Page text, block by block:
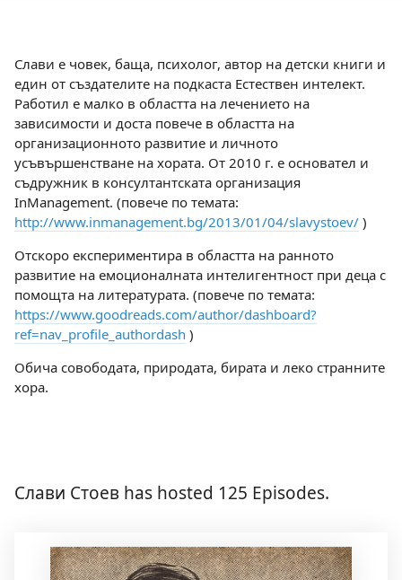
Слави е човек, баща, психолог, автор на детски книги и
един от създателите на подкаста Естествен интелект.
Работил е малко в областта на лечението на
зависимости и доста повече в областта на
организационното развитие и личното
усъвършенстване на хората. От 2010 г. e основател и
съдружник в консултантската организация
InManagement. (повече по темата:
http://www.inmanagement.bg/2013/01/04/slavystoev/ )
Отскоро експериментира в областта на ранното
развитие на емоционалната интелигентност при деца с
помощта на литературата. (повече по темата:
https://www.goodreads.com/author/dashboard?
ref=nav_profile_authordash )
Обича совободата, природата, бирата и леко странните
хора.
Слави Стоев has hosted 125 Episodes.